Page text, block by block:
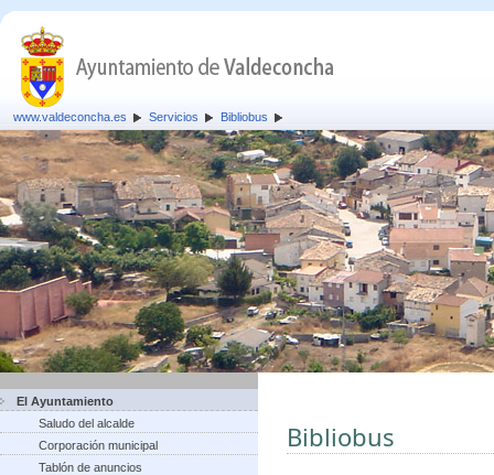
www.valdeconcha.es Servicios Bibliobus
El Ayuntamiento
Saludo del alcalde
Corporación municipal
Tablón de anuncios
Bibliobus